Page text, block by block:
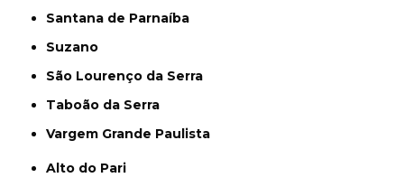
Santana de Parnaíba
Suzano
São Lourenço da Serra
Taboão da Serra
Vargem Grande Paulista
Alto do Pari